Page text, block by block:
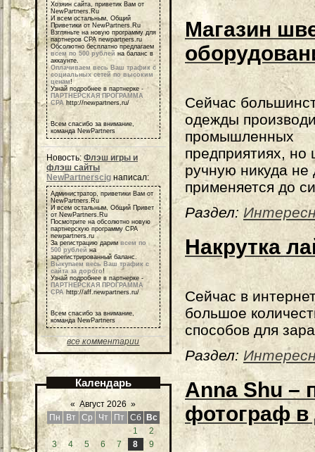
Хозяин сайта, приветик Вам от
NewPartners.Ru
И всем остальным, Общий
Приветики от NewPartners.Ru
Взгляньте на новую программу для
партнеров СРА newpartners.ru
Обсолютно бесплатно предлагаем
всем по 500 рублей на баланс в
аккаунте.
Оплачиваем весь Ваш трафик с
социальных сетей по высоким
ценам!
Узнай подробнее в партнерке -
ПАРТНЕРСКАЯ ПРОГРАММА
СРА http://newpartners.ru/
Всем спасибо за внимание,
команда NewPartners
Новость: Флэш игры и
флэш сайты
NewPartnerscig написал:
Администратор, приветики Вам от
NewPartners.Ru
И всем остальным, Общий Привет
от NewPartners.Ru
Посмотрите на обсолютно новую
партнерскую программу СРА
newpartners.ru
За регистрацию дарим всем по
500 рублей на
зарегистрированный баланс.
Выкупаем весь Ваш трафик с
сайта за дорого!
Узнай подробнее в партнерке -
ПАРТНЕРСКАЯ ПРОГРАММА
СРА http://aff.newpartners.ru/
Всем спасибо за внимание,
команда NewPartners
все комментарии
Календарь
« Август 2026 »
Пн
Вт Ср Чт Пт Сб
Вс
1
2
3
4 5 6 7 8
9
Магазин
Сейчас
одежды
промышленных
предприятиях, но
ручную никуда не
применяется до
Раздел:
Накрутка
Сейчас в
большое
способов для
Раздел:
Anna Shu –
фотограф в